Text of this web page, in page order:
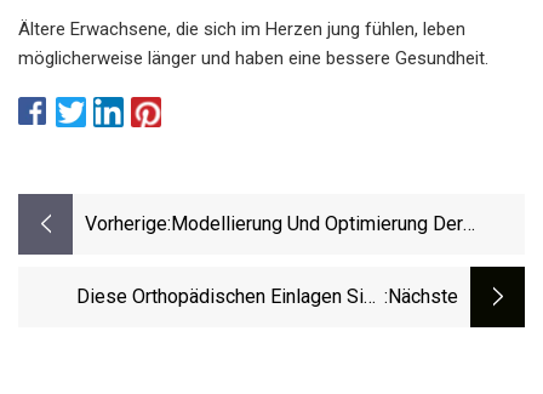
Ältere Erwachsene, die sich im Herzen jung fühlen, leben
möglicherweise länger und haben eine bessere Gesundheit.
Vorherige: Modellierung Und Optimierung Der
Nanoporensortierung Zur
Diese Orthopädischen Einlagen Sind :nächste